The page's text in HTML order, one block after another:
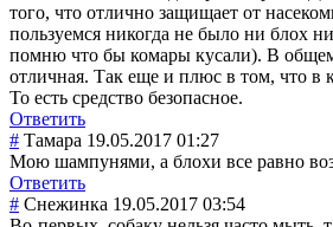
того, что отлично защищает от
пользуемся никогда не было ни блох
помню что бы комары кусали). В
отличная. Так еще и плюс в том, что в
То есть средство безопасное.
Ответить
# Тамара 19.05.2017 01:27
Мою шампунями, а блохи все равно
Ответить
# Снежинка 19.05.2017 03:54